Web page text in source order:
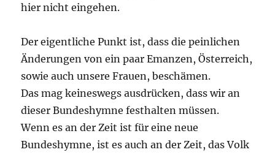
hier nicht eingehen.
Der eigentliche Punkt ist, dass die peinlichen
Änderungen von ein paar Emanzen, Österreich,
sowie auch unsere Frauen, beschämen.
Das mag keineswegs ausdrücken, dass wir an
dieser Bundeshymne festhalten müssen.
Wenn es an der Zeit ist für eine neue
Bundeshymne, ist es auch an der Zeit, das Volk